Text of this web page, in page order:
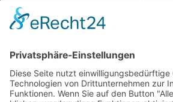
Kircher
∎ Karerseestrasse
Welschnofen ∎
Tel. + Fax 0039